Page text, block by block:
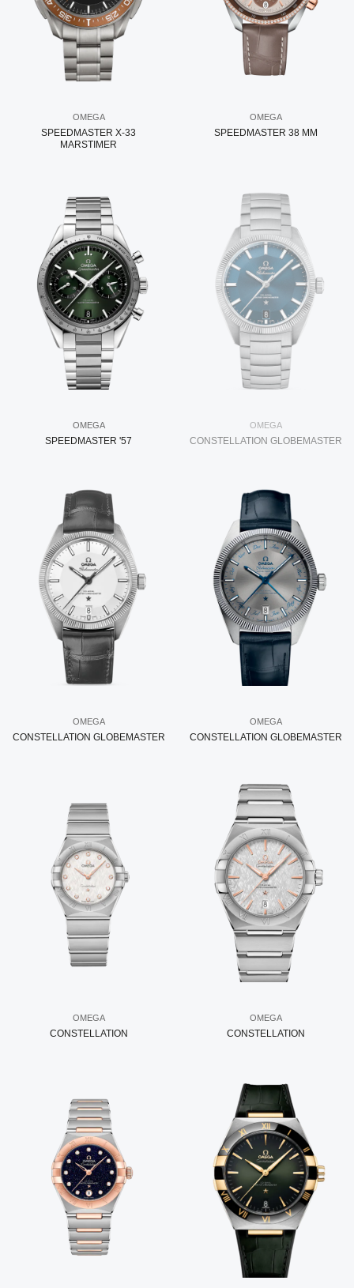
OMEGA
SPEEDMASTER X-33
MARSTIMER
OMEGA
SPEEDMASTER 38 MM
OMEGA
SPEEDMASTER '57
OMEGA
CONSTELLATION GLOBEMASTER
OMEGA
CONSTELLATION GLOBEMASTER
OMEGA
CONSTELLATION GLOBEMASTER
OMEGA
CONSTELLATION
OMEGA
CONSTELLATION